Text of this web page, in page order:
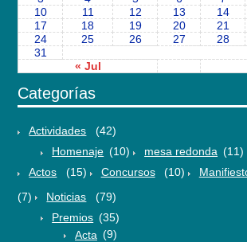
« Jul
10
11 12 13 14
17
18 19 20 21
24
25 26 27 28
31
Categorías
Actividades
(42)
Homenaje (10) mesa redonda (11)
Actos
(15) Concursos (10)
(7)
Noticias
(79)
Premios (35)
Acta (9)